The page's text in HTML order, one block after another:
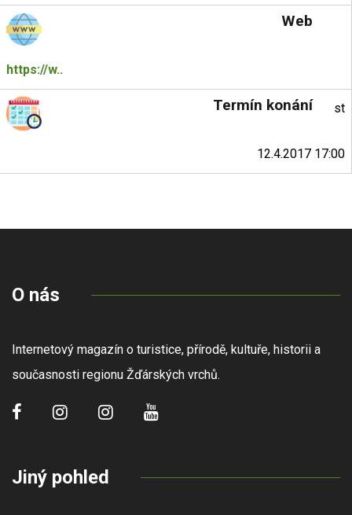
Web
https://w..
Termín konání st
12.4.2017 17:00
O nás
Internetový magazín o turistice, přírodě, kultuře, historii a
současnosti regionu Žďárských vrchů.
Jiný pohled